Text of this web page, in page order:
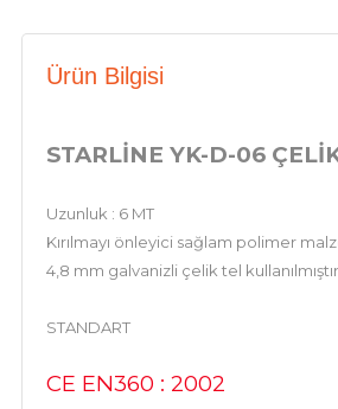
Ürün Bilgisi
STARLİNE YK-D-06
Uzunluk : 6 MT
Kırılmayı önleyici sağlam polimer
4,8 mm galvanizli çelik tel kullanılmıştır.
STANDART
CE EN360 : 2002